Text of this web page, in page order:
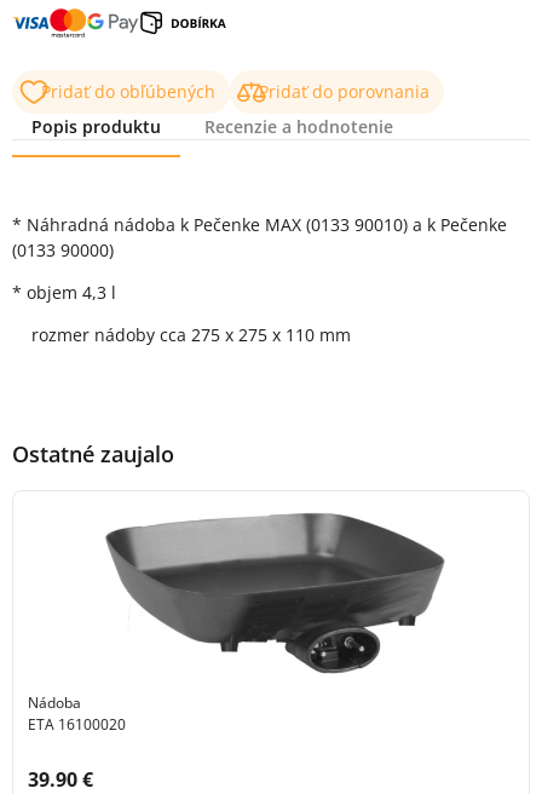
Pridať do obľúbených
Pridať do porovnania
Popis produktu
Recenzie a hodnotenie
* Náhradná nádoba k Pečenke MAX (0133 90010) a k Pečenke
(0133 90000)
* objem 4,3 l
rozmer nádoby cca 275 x 275 x 110 mm
Ostatné zaujalo
Nádoba
ETA 16100020
Cena s DPH:
39.90 €